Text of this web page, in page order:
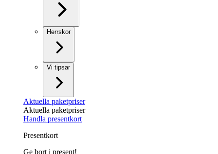
Herrskor
Vi tipsar
Aktuella paketpriser
Aktuella paketpriser
Handla presentkort
Presentkort
Ge bort i present!